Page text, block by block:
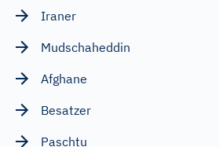
Iraner
Mudschaheddin
Afghane
Besatzer
Paschtu